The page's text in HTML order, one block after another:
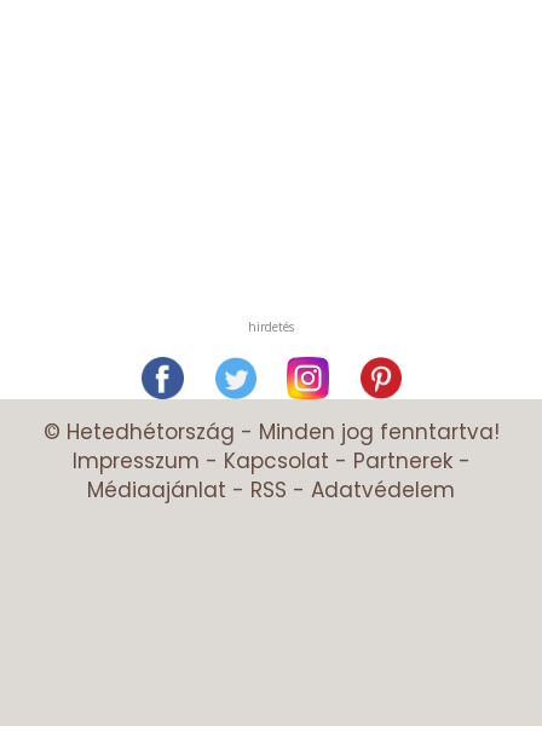
hirdetés
© Hetedhétország - Minden jog fenntartva!
Impresszum - Kapcsolat - Partnerek-
Médiaajánlat - RSS - Adatvédelem